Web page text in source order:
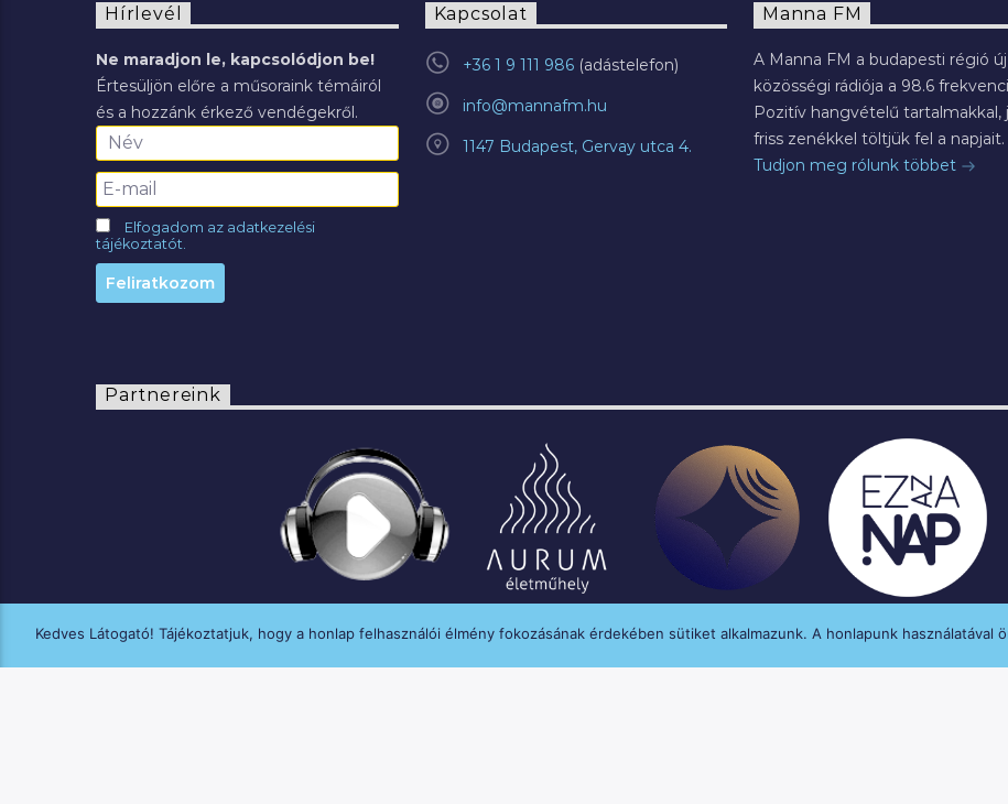
Hírlevél
Ne maradjon le, kapcsolódjon be!
Értesüljön előre a műsoraink témáiról
és a hozzánk érkező vendégekről.
Elfogadom az adatkezelési
tájékoztatót.
Kapcsolat
+36 1 9 111 986
info@mannafm.hu
1147 Budapest, Gervay utca 4.
Manna FM
A Manna FM a budapesti régió új
közösségi rádiója a 98.6
Pozitív hangvételű tartalmakkal,
friss zenékkel töltjük fel a napjait.
Tudjon meg rólunk többet
Partnereink
Kedves Látogató! Tájékoztatjuk, hogy a honlap felhasználói élmény fokozásának érdekében sütiket alkalmazunk. A honlapunk használatával